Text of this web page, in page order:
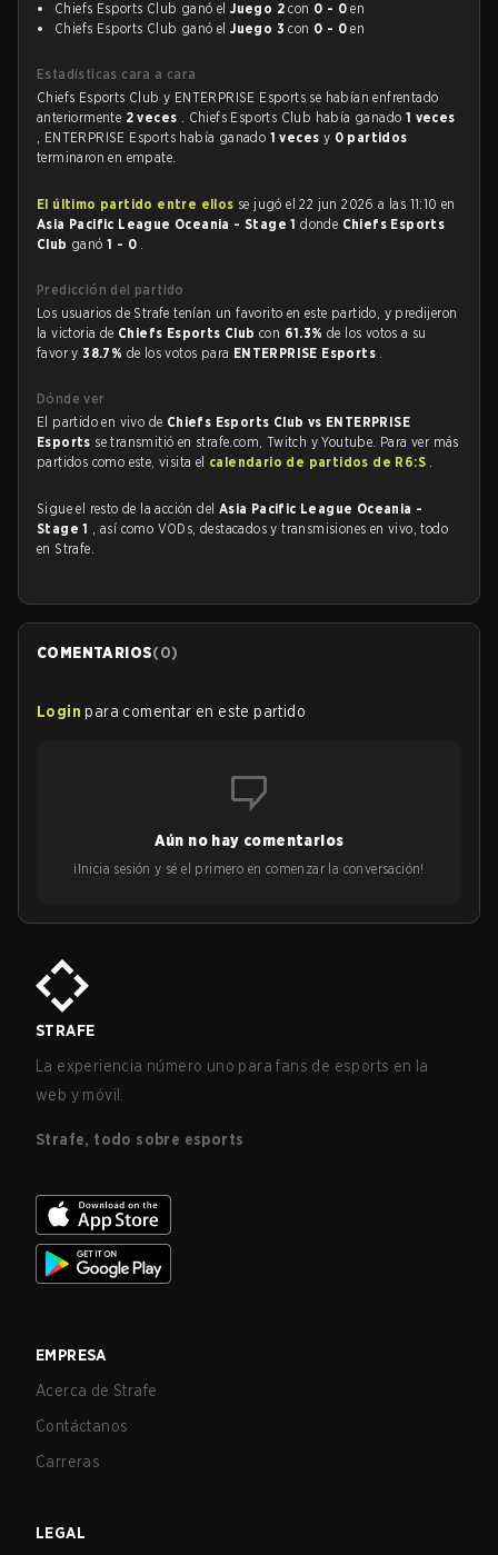
Chiefs Esports Club ganó elJuego 2 con 0 - 0 en
Chiefs Esports Club ganó elJuego 3 con 0 - 0 en
Estadísticas cara a cara
Chiefs Esports Club y ENTERPRISE Esports se habían enfrentado
anteriormente 2 veces . Chiefs Esports Club había ganado 1 veces
, ENTERPRISE Esports había ganado 1 veces y 0 partidos
terminaron en empate.
El último partido entre ellos se jugó el 22 jun 2026 a las 11:10 en
Asia Pacific League Oceania - Stage 1donde Chiefs Esports
Club ganó 1 - 0 .
Predicción del partido
Los usuarios de Strafe tenían un favorito en este partido, y predijeron
la victoria de Chiefs Esports Clubcon 61.3%de los votos a su
favor y38.7% de los votos para ENTERPRISE Esports .
Dónde ver
El partido en vivo de Chiefs Esports Club vs ENTERPRISE
Esports se transmitió en strafe.com, Twitch y Youtube. Para ver más
partidos como este, visita el calendario de partidos de R6:S .
Sigue el resto de la acción del Asia Pacific League Oceania -
Stage 1 , así como VODs, destacados y transmisiones en vivo, todo
en Strafe.
COMENTARIOS(0)
Login para comentar en este partido
Aún no hay comentarios
¡Inicia sesión y sé el primero en comenzar la conversación!
STRAFE
La experiencia número uno para fans de esports en la
web y móvil.
Strafe, todo sobre esports
EMPRESA
Acerca de Strafe
Contáctanos
Carreras
LEGAL